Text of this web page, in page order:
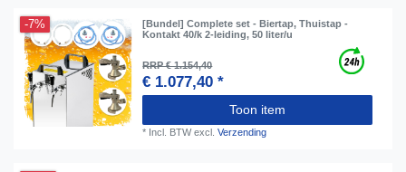
-7%
[Bundel] Complete set - Biertap, Thuistap -
Kontakt 40/k 2-leiding, 50 liter/u
RRP € 1.154,40
€ 1.077,40 *
Toon item
* Incl. BTWexcl.Verzending